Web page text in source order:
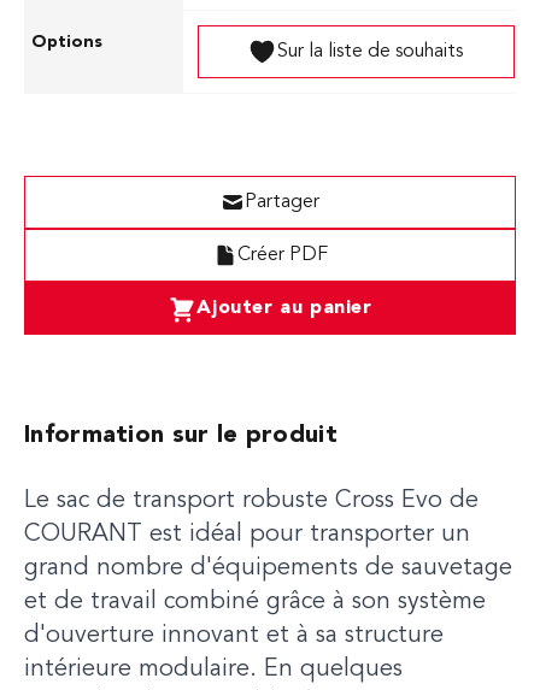
Sur la liste de souhaits
Ajouter au panier
Créer PDF
Partager
Information sur le produit
Le sac de transport robuste Cross Evo de
COURANT est idéal pour transporter un
grand nombre d'équipements de sauvetage
et de travail combiné grâce à son système
d'ouverture innovant et à sa structure
intérieure modulaire. En quelques